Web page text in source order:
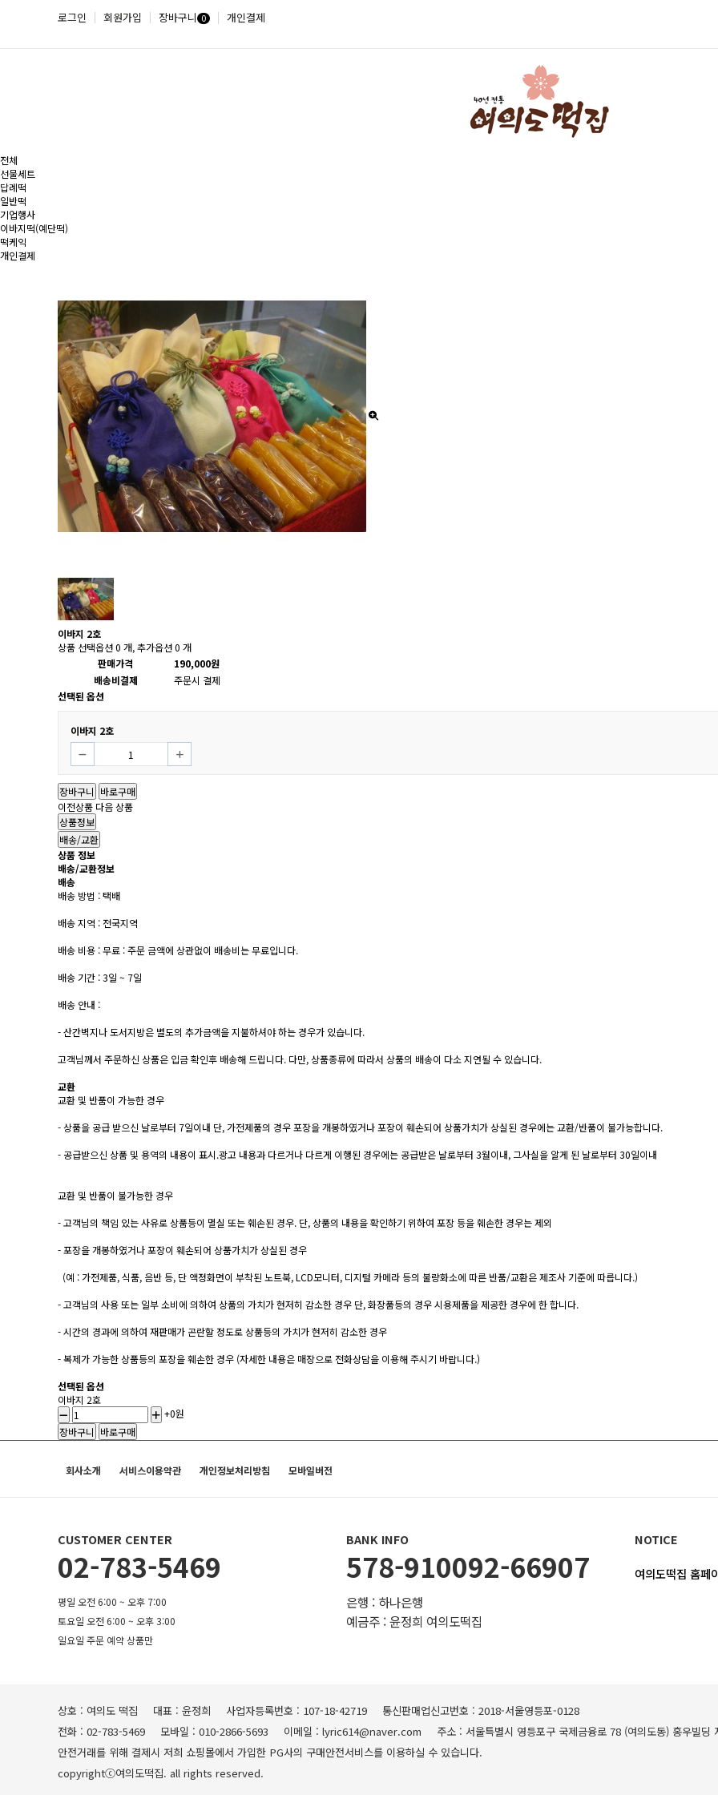
로그인 회원가입 장바구니 0 개인결제
전체
선물세트
답례떡
일반떡
기업행사
이바지떡(예단떡)
떡케익
개인결제
이바지 2호
상품 선택옵션 0 개, 추가옵션 0 개
판매가격
190,000원
배송비결제
주문시 결제
선택된 옵션
이바지 2호
장바구니 바로구매
이전상품 다음 상품
상품정보
배송/교환
상품 정보
배송/교환정보
배송
배송 방법 : 택배
배송 지역 : 전국지역
배송 비용 : 무료 : 주문 금액에 상관없이 배송비는 무료입니다.
배송 기간 : 3일 ~ 7일
배송 안내 :
- 산간벽지나 도서지방은 별도의 추가금액을 지불하셔야 하는 경우가 있습니다.
고객님께서 주문하신 상품은 입금 확인후 배송해 드립니다. 다만, 상품종류에 따라서 상품의 배송이 다소 지연될 수 있습니다.
교환
교환 및 반품이 가능한 경우
- 상품을 공급 받으신 날로부터 7일이내 단, 가전제품의 경우 포장을 개봉하였거나 포장이 훼손되어 상품가치가 상실된 경우에는 교환/반품이 불가능합니다.
- 공급받으신 상품 및 용역의 내용이 표시.광고 내용과 다르거나 다르게 이행된 경우에는 공급받은 날로부터 3월이내, 그사실을 알게 된 날로부터 30일이내
교환 및 반품이 불가능한 경우
- 고객님의 책임 있는 사유로 상품등이 멸실 또는 훼손된 경우. 단, 상품의 내용을 확인하기 위하여 포장 등을 훼손한 경우는 제외
- 포장을 개봉하였거나 포장이 훼손되어 상품가치가 상실된 경우
(예 : 가전제품, 식품, 음반 등, 단 액정화면이 부착된 노트북, LCD모니터, 디지털 카메라 등의 불량화소에 따른 반품/교환은 제조사 기준에 따릅니다.)
- 고객님의 사용 또는 일부 소비에 의하여 상품의 가치가 현저히 감소한 경우 단, 화장품등의 경우 시용제품을 제공한 경우에 한 합니다.
- 시간의 경과에 의하여 재판매가 곤란할 정도로 상품등의 가치가 현저히 감소한 경우
- 복제가 가능한 상품등의 포장을 훼손한 경우 (자세한 내용은 매장으로 전화상담을 이용해 주시기 바랍니다.)
선택된 옵션
이바지 2호
+0원
장바구니 바로구매
회사소개 서비스이용약관 개인정보처리방침 모바일버전
CUSTOMER CENTER
02-783-5469
평일 오전 6:00 ~ 오후 7:00
토요일 오전 6:00 ~ 오후 3:00
일요일 주문 예약 상품만
BANK INFO
578-910092-66907
은행 : 하나은행
예금주 : 윤정희 여의도떡집
NOTICE
여의도떡집 홈페
상호 : 여의도 떡집 대표 : 윤정희 사업자등록번호 : 107-18-42719
통신판매업신고번호 : 2018-서울영등포-0128
전화 : 02-783-5469
모바일 : 010-2866-5693 이메일 : lyric614@naver.com
주소 : 서울특별시 영등포구 국제금융로 78 (여의도동) 홍우빌딩
안전거래를 위해 결제시 저희 쇼핑몰에서 가입한 PG사의 구매안전서비스를 이용하실 수 있습니다.
copyrightⓒ여의도떡집. all rights reserved.